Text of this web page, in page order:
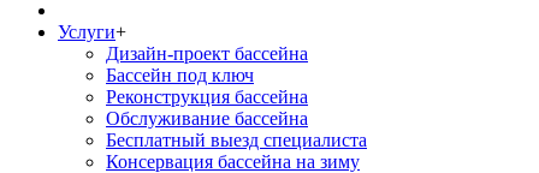
Услуги+
Дизайн-проект бассейна
Бассейн под ключ
Реконструкция бассейна
Обслуживание бассейна
Бесплатный выезд специалиста
Консервация бассейна на зиму